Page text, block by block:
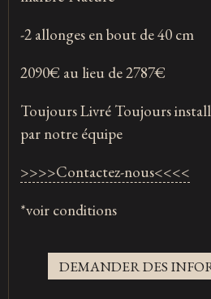
-2 allonges en bout de 40 cm
2090€ au lieu de 2787€
Toujours Livré Toujours
par notre équipe
>>>>Contactez-nous<<<<
*voir conditions
DEMANDER DES